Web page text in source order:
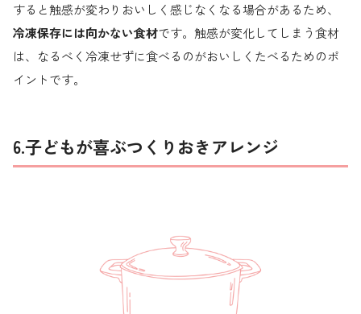
すると触感が変わりおいしく感じなくなる場合があるため、
冷凍保存には向かない食材です。触感が変化してしまう食材
は、なるべく冷凍せずに食べるのがおいしくたべるためのポ
イントです。
6.子どもが喜ぶつくりおきアレンジ